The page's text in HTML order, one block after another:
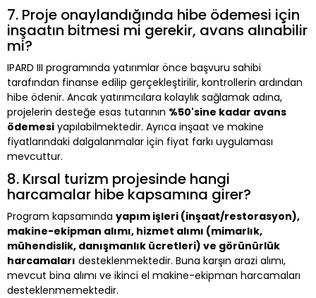
7. Proje onaylandığında hibe ödemesi için
inşaatın bitmesi mi gerekir, avans alınabilir
mi?
IPARD III programında yatırımlar önce başvuru sahibi
tarafından finanse edilip gerçekleştirilir, kontrollerin ardından
hibe ödenir. Ancak yatırımcılara kolaylık sağlamak adına,
projelerin desteğe esas tutarının %50'sine kadar avans
ödemesi yapılabilmektedir. Ayrıca inşaat ve makine
fiyatlarındaki dalgalanmalar için fiyat farkı uygulaması
mevcuttur.
8. Kırsal turizm projesinde hangi
harcamalar hibe kapsamına girer?
Program kapsamında yapım işleri (inşaat/restorasyon),
makine-ekipman alımı, hizmet alımı (mimarlık,
mühendislik, danışmanlık ücretleri) ve görünürlük
harcamaları desteklenmektedir. Buna karşın arazi alımı,
mevcut bina alımı ve ikinci el makine-ekipman harcamaları
desteklenmemektedir.